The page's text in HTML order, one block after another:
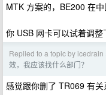
MTK 方案的，BE200 在
你 USB 网卡可以试着调
Replied to a topic by icedrain
效，我应该找什么部门？
感觉跟你删了 TR069 有关